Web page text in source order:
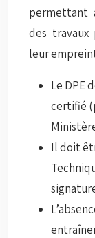
permettant
des
leur
Le DPE
certifié
Il doit